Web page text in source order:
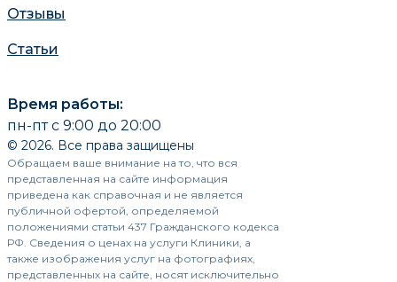
Отзывы
Статьи
Время работы:
пн-пт с 9:00 до 20:00
© 2026. Все права защищены
Обращаем ваше внимание на то, что вся
представленная на сайте информация
приведена как справочная и не является
публичной офертой, определяемой
положениями статьи 437 Гражданского кодекса
РФ. Сведения о ценах на услуги Клиники, а
также изображения услуг на фотографиях,
представленных на сайте, носят исключительно